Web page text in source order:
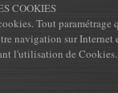
COOKIES
Tout paramétrage
navigation sur Internet
l'utilisation de Cookies.